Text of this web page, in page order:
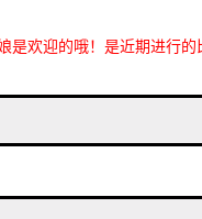
是欢迎的哦！是近期进行的